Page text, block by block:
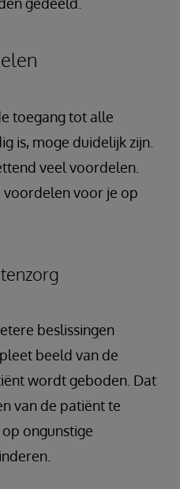
toegang tot alle
is, moge duidelijk zijn.
veel voordelen.
voor je op
beslissingen
beeld van de
wordt geboden. Dat
van de patiënt te
ongunstige